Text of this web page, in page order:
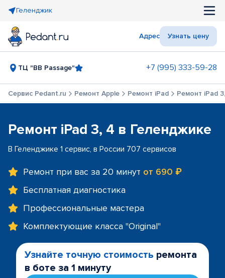
Геленджик
Адрес Узнать цену
ТЦ "BB Passage" +7 (995) 333-59-28
Сервис Pedant.ru Ремонт Apple Ремонт iPad Ремонт iPad
Ремонт iPad 3, 4 в Геленджике
В Геленджике 1 сервис, в России 707 сервисов
Ремонт при вас за 20 минут от 690 ₽
Бесплатная диагностика
Профессиональные мастера
Комплектующие класса "Original"
Узнайте точную стоимость ремонта
в боте за 1 минуту